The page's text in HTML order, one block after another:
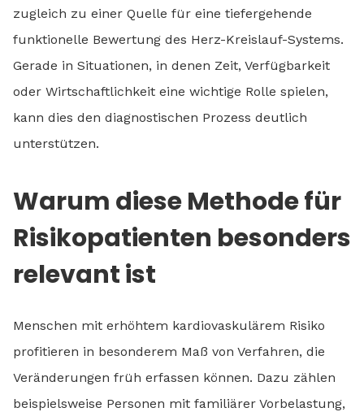
zugleich zu einer Quelle für eine tiefergehende
funktionelle Bewertung des Herz-Kreislauf-Systems.
Gerade in Situationen, in denen Zeit, Verfügbarkeit
oder Wirtschaftlichkeit eine wichtige Rolle spielen,
kann dies den diagnostischen Prozess deutlich
unterstützen.
Warum diese Methode für
Risikopatienten besonders
relevant ist
Menschen mit erhöhtem kardiovaskulärem Risiko
profitieren in besonderem Maß von Verfahren, die
Veränderungen früh erfassen können. Dazu zählen
beispielsweise Personen mit familiärer Vorbelastung,